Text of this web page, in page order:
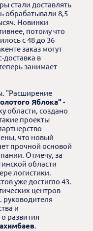
стали доставлять
обрабатывали 8,5
Новинки
потому что
с 48 до 36
заказ могут
доставка в
занимает
"Расширение
Яблока"-
области, создано
проекты
что новый
прочной основой
Отмечу, за
области
логистики.
уже достигло 43.
центров
руководителя
и
развития
.